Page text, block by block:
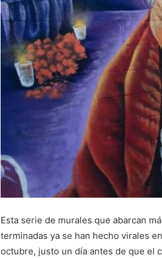
Esta serie de murales que abarcan
terminadas ya se han hecho virales
octubre, justo un día antes de que el